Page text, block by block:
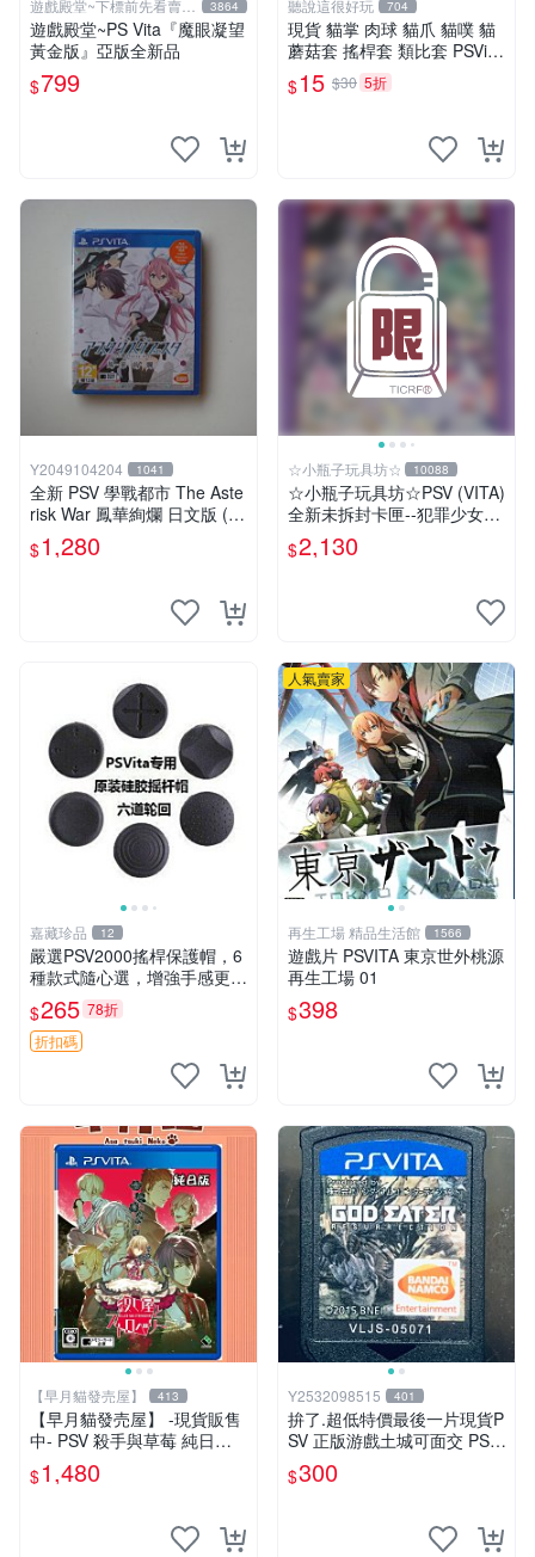
遊戲殿堂~下標前先看賣場
關於我
3864
遊戲殿堂~PS Vita『魔眼凝望
黃金版』亞版全新品
$799
聽說這很好玩 704
現貨 貓掌 肉球 貓爪 貓噗 貓
蘑菇套 搖桿套 類比套 PSVita
PSV 1000 2000 1007 2007
$15 $30 5折
Y2049104204 1041
全新 PSV 學戰都市 The Aste
risk War 鳳華絢爛 日文版 (內
含初回限定特典 )
$1,280
☆小瓶子玩具坊☆ 10088
☆小瓶子玩具坊☆PSV (VITA)
全新未拆封卡匣--犯罪少女2
《Criminal Girls 2》限定版
(日版)
$2,130
嘉藏珍品 12
嚴選PSV2000搖桿保護帽，6
種款式隨心選，增強手感更舒
適 黑白藍三色可選 黑色 白色
藍色
$265 78折
折扣碼
人氣賣家
再生工場 精品生活館 1566
遊戲片 PSVITA 東京世外桃源
再生工場 01
$398
【早月貓發売屋】 413
【早月貓發売屋】 -現貨販售
中- PSV 殺手與草莓 純日版
日文版 ※戀愛×懸疑※ 戀愛AD
V遊戲
$1,480
Y2532098515 401
拚了.超低特價最後一片現貨P
SV 正版游戲土城可面交 PSV
噬神者 解放重生 日版 【9成
新】✪裸片 二手九成新~
$300